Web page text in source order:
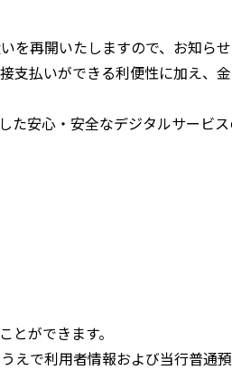
再開いたしますので、お知らせ
支払いができる利便性に加え、
安心・安全なデジタルサービス
ができます。
えで利用者情報および当行普通